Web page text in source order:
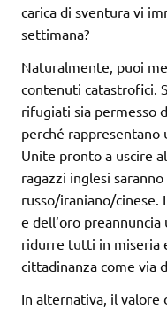
carica di sventura vi
settimana?
Naturalmente, puoi
contenuti catastrofici.
rifugiati sia permesso
perché rappresentano
Unite pronto a uscire
ragazzi inglesi
russo/iraniano/cinese.
e dell’oro
ridurre tutti in miseria
cittadinanza come via
In alternativa, il valore